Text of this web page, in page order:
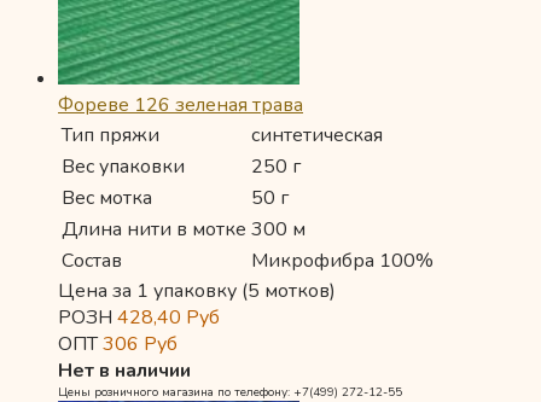
Фореве 126 зеленая трава
Тип пряжи
синтетическая
Вес упаковки
250 г
Вес мотка
50 г
Длина нити в мотке 300 м
Состав
Микрофибра 100%
Цена за 1 упаковку (5 мотков)
РОЗН 428,40 Руб
ОПТ306 Руб
Нет в наличии
Цены розничного магазина по телефону: +7(499) 272-12-55